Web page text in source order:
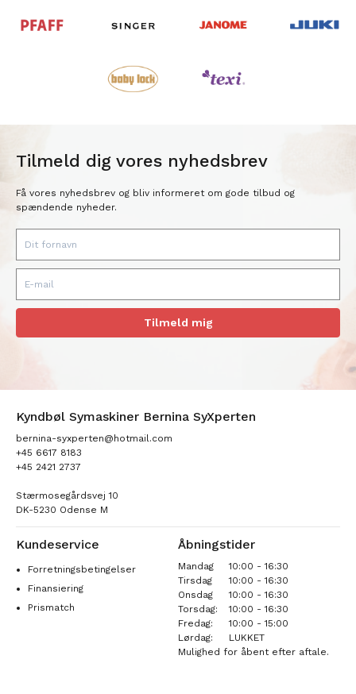
Tilmeld dig vores nyhedsbrev
Få vores nyhedsbrev og bliv informeret om gode tilbud og
spændende nyheder.
Tilmeld mig
Kyndbøl Symaskiner Bernina SyXperten
bernina-syxperten@hotmail.com
+45 6617 8183
+45 2421 2737
Stærmosegårdsvej 10
DK-5230 Odense M
Kundeservice
Forretningsbetingelser
Finansiering
Prismatch
Åbningstider
Mandag
10:00 - 16:30
Tirsdag
10:00 - 16:30
Onsdag
10:00 - 16:30
Torsdag:
10:00 - 16:30
Fredag:
10:00 - 15:00
Lørdag:
LUKKET
Mulighed for åbent efter aftale.